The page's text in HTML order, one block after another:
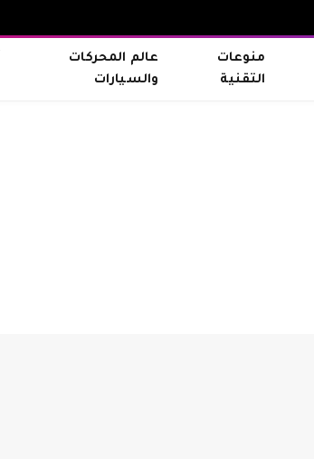
منوعات
التقنية
عالم المحركات
والسيارات